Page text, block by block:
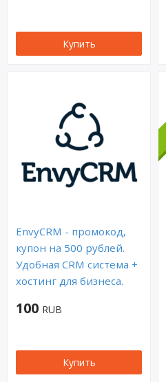
Купить
EnvyCRM - промокод,
купон на 500 рублей.
Удобная CRM система +
хостинг для бизнеса.
100 RUB
Купить